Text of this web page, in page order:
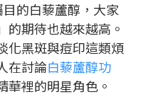
的白藜蘆醇，大家
的期待也越來越高。
化黑斑與痘印這類煩
在討論白藜蘆醇功
華裡的明星角色。